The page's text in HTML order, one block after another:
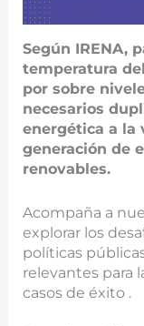
Según IRENA,
temperatura
por sobre
necesarios
energética a la
generación de
renovables.
Acompaña a
explorar los
políticas
relevantes para
casos de éxito .